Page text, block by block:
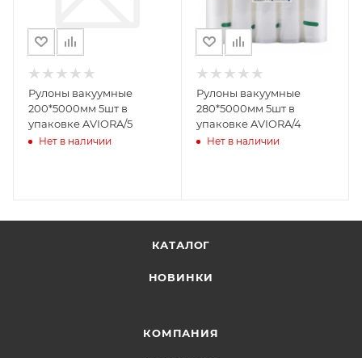
Рулоны вакуумные
200*5000мм 5шт в
упаковке AVIORA/5
Нет в наличии
Рулоны вакуумные
280*5000мм 5шт в
упаковке AVIORA/4
Нет в наличии
КАТАЛОГ
НОВИНКИ
КОМПАНИЯ